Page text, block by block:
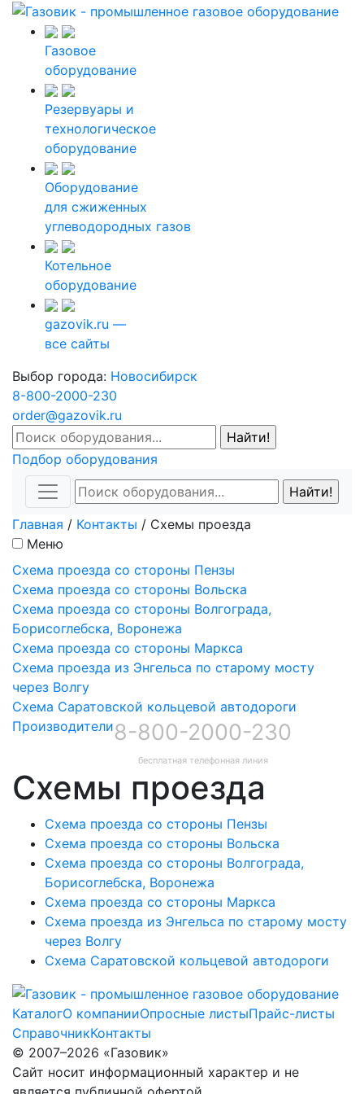
Газовое
оборудование
Резервуары и
технологическое
оборудование
Оборудование
для сжиженных
углеводородных газов
Котельное
оборудование
gazovik.ru —
все сайты
Выбор города: Новосибирск
8-800-2000-230
order@gazovik.ru
Подбор оборудования
Главная / Контакты / Схемы проезда
Меню
Схема проезда со стороны Пензы
Схема проезда со стороны Вольска
Схема проезда со стороны Волгограда,
Борисоглебска, Воронежа
Схема проезда со стороны Маркса
Схема проезда из Энгельса по старому мосту
через Волгу
Схема Саратовской кольцевой автодороги
Производители8-800-2000-230
бесплатная телефонная линия
Схемы проезда
Схема проезда со стороны Пензы
Схема проезда со стороны Вольска
Схема проезда со стороны Волгограда,
Борисоглебска, Воронежа
Схема проезда со стороны Маркса
Схема проезда из Энгельса по старому мосту
через Волгу
Схема Саратовской кольцевой автодороги
КаталогО компанииОпросные листыПрайс-листы
СправочникКонтакты
© 2007–2026 «Газовик»
Сайт носит информационный характер и не